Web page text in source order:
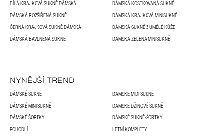
BÍLÁ KRAJKOVÁ SUKNĚ DÁMSKÁ
DÁMSKÁ KOSTKOVANÁ SUKNĚ
DÁMSKÁ ROZŠÍŘENÁ SUKNĚ
DÁMSKÁ KRAJKOVÁ MINISUKNĚ
ČERNÁ KRAJKOVÁ SUKNĚ DÁMSKÁ
DÁMSKÁ SUKNĚ Z UMĚLÉ KŮŽE
DÁMSKÁ BAVLNĚNÁ SUKNĚ
DÁMSKÁ ZELENÁ MINISUKNĚ
NYNĚJŠÍ TREND
DÁMSKÉ SUKNĚ
DÁMSKÉ MIDI SUKNĚ
DÁMSKÉ MINI SUKNĚ
DÁMSKÉ DŽÍNOVÉ SUKNĚ
DÁMSKÉ ŠORTKY
DÁMSKÉ SUKNĚ-ŠORTKY
POHODLÍ
LETNÍ KOMPLETY